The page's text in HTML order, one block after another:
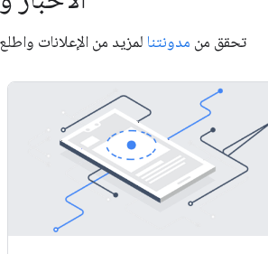
تحقق من مدونتنا لمزيد من الإعلانات